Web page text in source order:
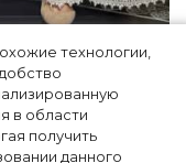
технологии,
в области
получить
данного
российской
и 100
что